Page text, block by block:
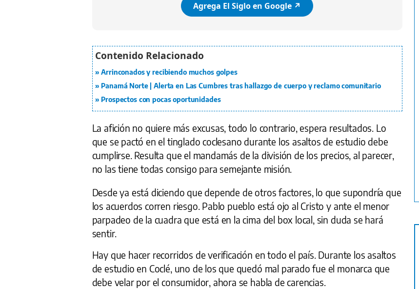
Agrega El Siglo en Google ↗️
Arrinconados y recibiendo muchos golpes
Panamá Norte | Alerta en Las Cumbres tras hallazgo de cuerpo y reclamo comunitario
Prospectos con pocas oportunidades
La afición no quiere más excusas, todo lo contrario, espera resultados. Lo
que se pactó en el tinglado coclesano durante los asaltos de estudio debe
cumplirse. Resulta que el mandamás de la división de los precios, al parecer,
no las tiene todas consigo para semejante misión.
Desde ya está diciendo que depende de otros factores, lo que supondría que
los acuerdos corren riesgo. Pablo pueblo está ojo al Cristo y ante el menor
parpadeo de la cuadra que está en la cima del box local, sin duda se hará
sentir.
Hay que hacer recorridos de verificación en todo el país. Durante los asaltos
de estudio en Coclé, uno de los que quedó mal parado fue el monarca que
debe velar por el consumidor, ahora se habla de carencias.